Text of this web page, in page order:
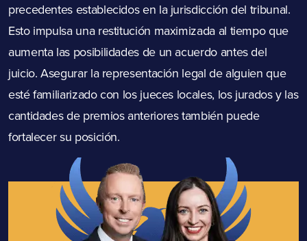
precedentes establecidos en la jurisdicción del tribunal.
Esto impulsa una restitución maximizada al tiempo que
aumenta las posibilidades de un acuerdo antes del
juicio. Asegurar la representación legal de alguien que
esté familiarizado con los jueces locales, los jurados y las
cantidades de premios anteriores también puede
fortalecer su posición.